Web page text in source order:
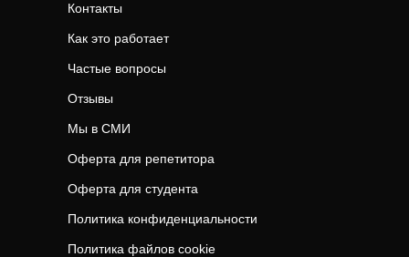
Контакты
Как это работает
Частые вопросы
Отзывы
Мы в СМИ
Оферта для репетитора
Оферта для студента
Политика конфиденциальности
Политика файлов cookie